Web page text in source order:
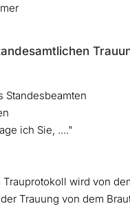
Standesbeamten
ich Sie, ...."
wird von
Trauung von dem